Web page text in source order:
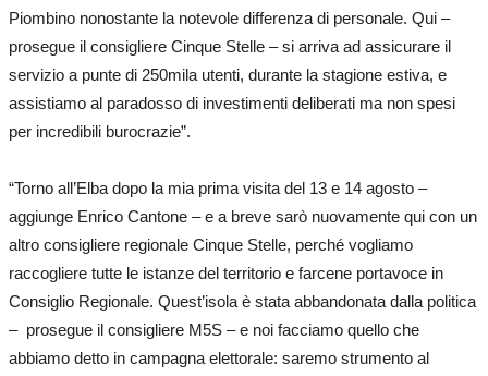
Piombino nonostante la notevole differenza di personale. Qui –
prosegue il consigliere Cinque Stelle – si arriva ad assicurare il
servizio a punte di 250mila utenti, durante la stagione estiva, e
assistiamo al paradosso di investimenti deliberati ma non spesi
per incredibili burocrazie”.
“Torno all’Elba dopo la mia prima visita del 13 e 14 agosto –
aggiunge Enrico Cantone – e a breve sarò nuovamente qui con un
altro consigliere regionale Cinque Stelle, perché vogliamo
raccogliere tutte le istanze del territorio e farcene portavoce in
Consiglio Regionale. Quest’isola è stata abbandonata dalla politica
– prosegue il consigliere M5S – e noi facciamo quello che
abbiamo detto in campagna elettorale: saremo strumento al